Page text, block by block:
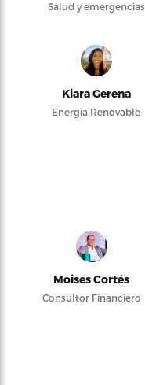
Salud y emergencias
Kiara Gerena
Energía Renovable
Moises Cortés
Consultor Financiero